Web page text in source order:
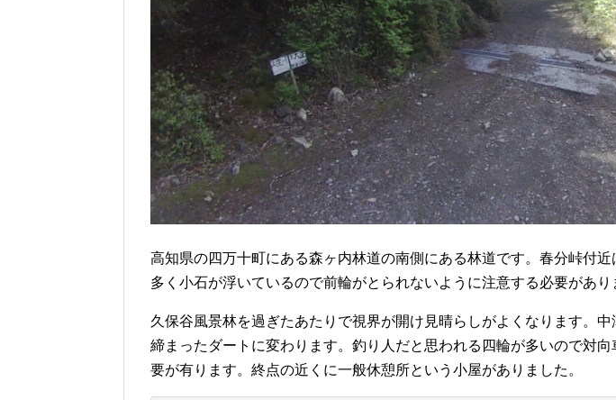
高知県の四万十町にある森ヶ内林道の南側にある林道です。春分峠付
多く小石が浮いているので前輪がとられないように注意する必要があり
久保谷風景林を過ぎたあたりで視界が開け見晴らしがよくなります。中
締まったダートに変わります。釣り人だと思われる四輪が多いので対
要が有ります。終点の近くに一般休憩所という小屋がありました。